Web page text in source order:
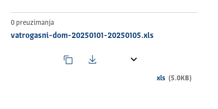
0 preuzimanja
vatrogasni-dom-20250101-20250105.xls
xls (5.0KB)